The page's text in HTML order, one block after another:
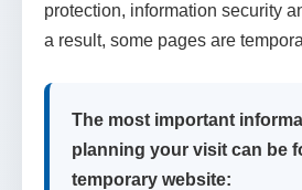
protection, information security
a result, some pages are
The most important
planning your visit can be
temporary website: